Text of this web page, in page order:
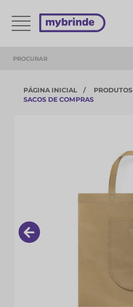
PÁGINA INICIAL PRODUTOS
SACOS DE COMPRAS